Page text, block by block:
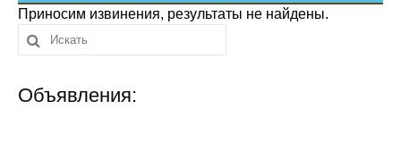
Сотрудники
Отчетность
Противодействие коррупции
Приносим извинения, результаты не найдены.
Объявления: